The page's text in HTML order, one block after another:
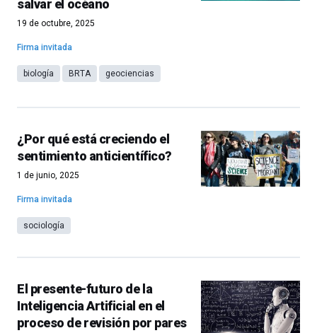
salvar el océano
19 de octubre, 2025
Firma invitada
biología BRTA geociencias
¿Por qué está creciendo el
sentimiento anticientífico?
1 de junio, 2025
Firma invitada
sociología
El presente-futuro de la
Inteligencia Artificial en el
proceso de revisión por pares